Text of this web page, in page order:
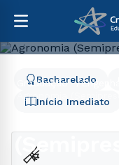
Graduação
Agronomia
Início Imediato
Bacharelado